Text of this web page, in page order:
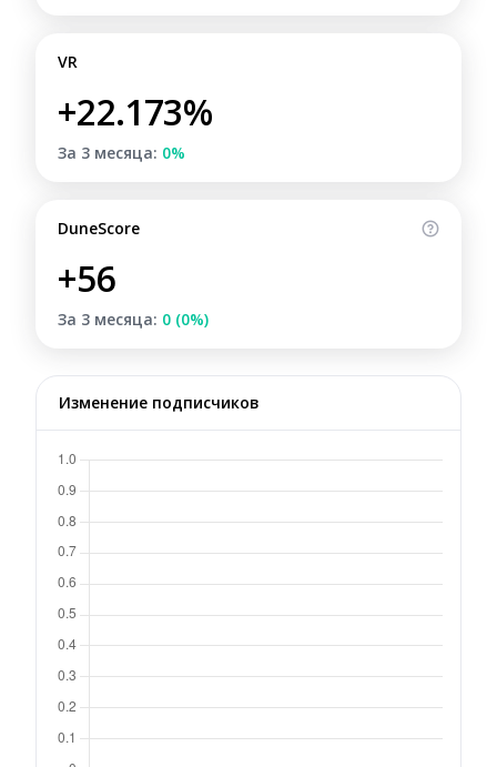
VR
+22.173%
За 3 месяца: 0%
DuneScore
+56
За 3 месяца: 0 (0%)
Изменение подписчиков